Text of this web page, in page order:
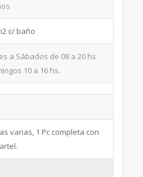
c/ baño
a Sábados de 08 a 20 hs
10 a 16 hs.
varias, 1 Pc completa con